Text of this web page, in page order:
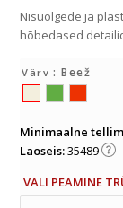
Nisuõlgede ja
hõbedased
Värv : Beež
Minimaalne
Laoseis:35489
VALI PEAMINE